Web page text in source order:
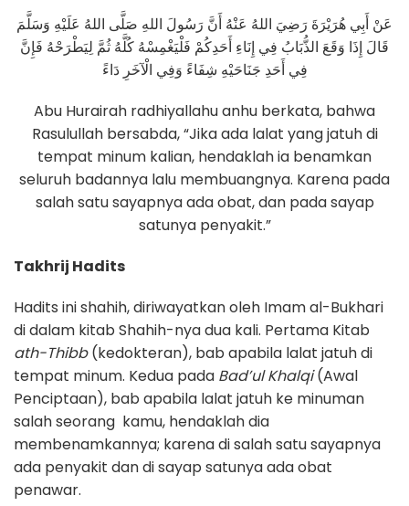
عَنْ أَبِي هُرَيْرَةَ رَضِيَ اللهُ عَنْهُ أَنَّ رَسُولَ اللهِ صَلَّى اللهُ عَلَيْهِ وَسَلَّمَ
قَالَ إِذَا وَقَعَ الذُّبَابُ فِي إِنَاءِ أَحَدِكُمْ فَلْيَغْمِسْهُ كُلَّهُ ثُمَّ لِيَطْرَحْهُ فَإِنَّ
فِي أَحَدِ جَنَاحَيْهِ شِفَاءً وَفِي الْآخَرِ دَاءً
Abu Hurairah radhiyallahu anhu berkata, bahwa
Rasulullah bersabda, “Jika ada lalat yang jatuh di
tempat minum kalian, hendaklah ia benamkan
seluruh badannya lalu membuangnya. Karena pada
salah satu sayapnya ada obat, dan pada sayap
satunya penyakit.”
Takhrij Hadits
Hadits ini shahih, diriwayatkan oleh Imam al-Bukhari
di dalam kitab Shahih-nya dua kali. Pertama Kitab
ath-Thibb(kedokteran), bab apabila lalat jatuh di
tempat minum. Kedua pada Bad’ul Khalqi(Awal
Penciptaan), bab apabila lalat jatuh ke minuman
salah seorang kamu, hendaklah dia
membenamkannya; karena di salah satu sayapnya
ada penyakit dan di sayap satunya ada obat
penawar.